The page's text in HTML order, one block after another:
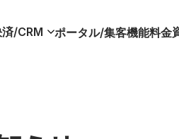
/CRM ポータル/集客機能料金